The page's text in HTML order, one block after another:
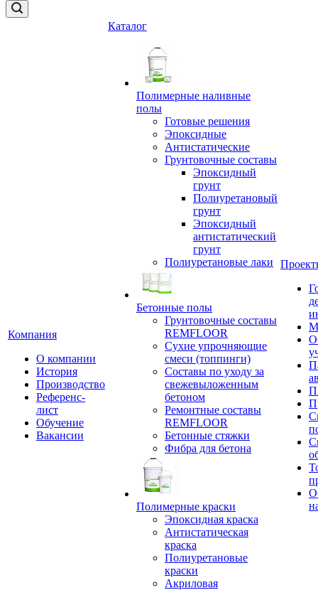
Компания
О компании
История
Производство
Референс-
лист
Обучение
Вакансии
Каталог
Полимерные наливные
полы
Готовые решения
Эпоксидные
Антистатические
Грунтовочные составы
Эпоксидный
грунт
Полиуретановый
грунт
Эпоксидный
антистатический
грунт
Полиуретановые лаки
Бетонные полы
Грунтовочные составы
REMFLOOR
Сухие упрочняющие
смеси (топпинги)
Составы по уходу за
свежевыложенным
бетоном
Ремонтные составы
REMFLOOR
Бетонные стяжки
Фибра для бетона
Полимерные краски
Эпоксидная краска
Антистатическая
краска
Полиуретановые
краски
Акриловая